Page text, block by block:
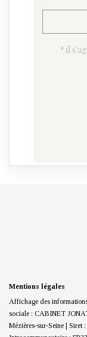
Mentions légales
Affichage des
sociale : CABINET
Mézières-sur-Seine |